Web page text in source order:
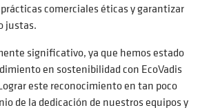
comerciales éticas y garantizar
justas.
significativo, ya que hemos estado
en sostenibilidad con EcoVadis
este reconocimiento en tan poco
de la dedicación de nuestros equipos y